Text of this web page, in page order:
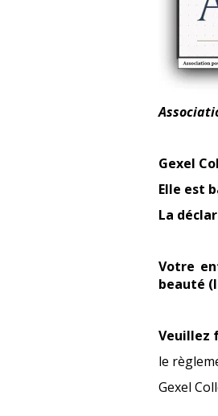
Gexel
Elle est
La
Votre
beauté
Veuillez
le
Gexel